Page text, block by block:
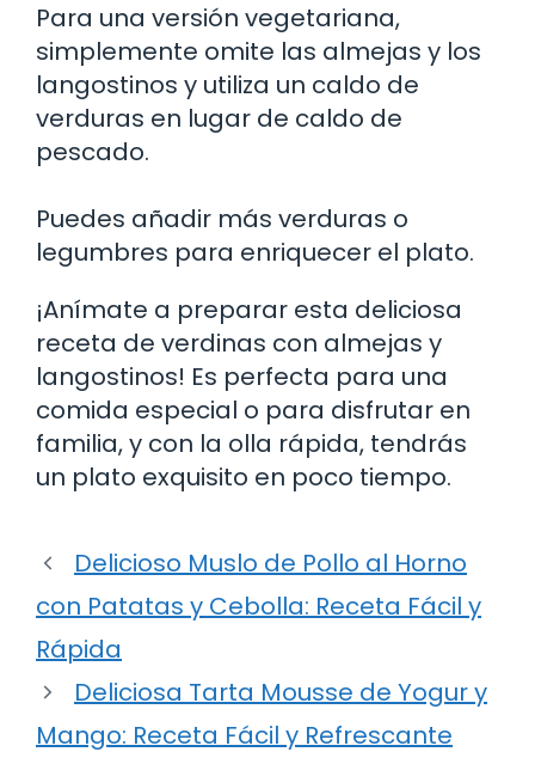
Para una versión vegetariana,
simplemente omite las almejas y los
langostinos y utiliza un caldo de
verduras en lugar de caldo de
pescado.
Puedes añadir más verduras o
legumbres para enriquecer el plato.
¡Anímate a preparar esta deliciosa
receta de verdinas con almejas y
langostinos! Es perfecta para una
comida especial o para disfrutar en
familia, y con la olla rápida, tendrás
un plato exquisito en poco tiempo.
Delicioso Muslo de Pollo al Horno
con Patatas y Cebolla: Receta Fácil y
Rápida
Deliciosa Tarta Mousse de Yogur y
Mango: Receta Fácil y Refrescante